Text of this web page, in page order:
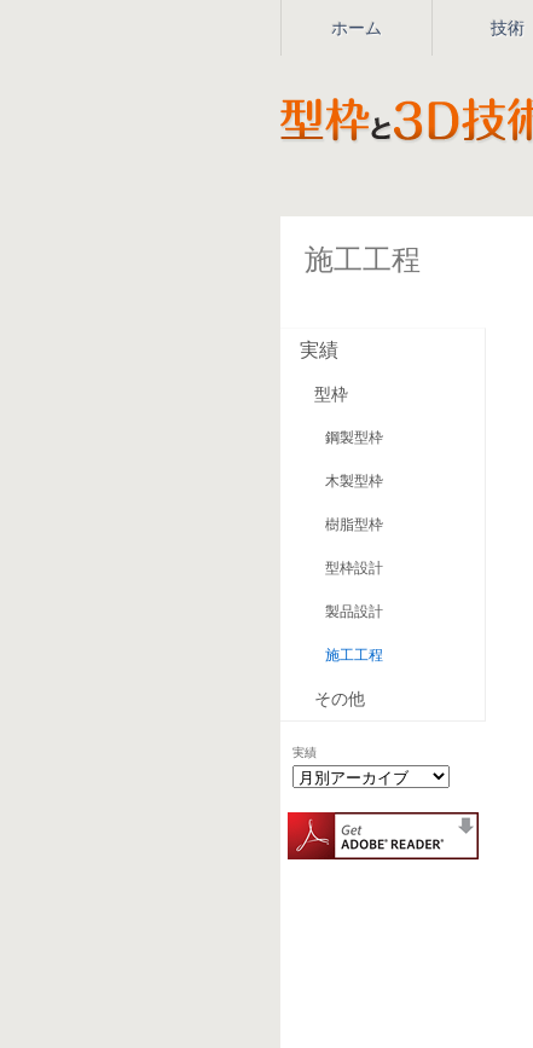
ホーム 技術
施工工程
実績
型枠
鋼製型枠
木製型枠
樹脂型枠
型枠設計
製品設計
施工工程
その他
実績